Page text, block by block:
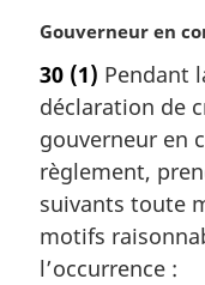
n
l
e
:
N
t
e
m
a
g
i
n
Gouverneur en
30 (1) Pendant
déclaration de
gouverneur en
règlement,
suivants toute
motifs
l’occurrence :